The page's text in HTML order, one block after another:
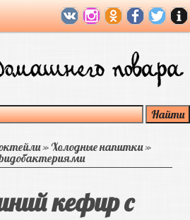
»Холодные напитки»
кефир с